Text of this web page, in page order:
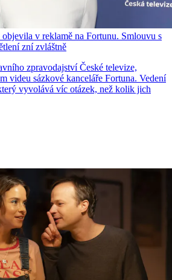
v reklamě na Fortunu. Smlouvu s
zní zvláštně
zpravodajství České televize,
videu sázkové kanceláře Fortuna. Vedení
vyvolává víc otázek, než kolik jich